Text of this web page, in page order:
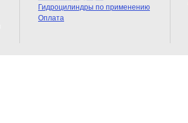
Гидроцилиндры по применению
Оплата